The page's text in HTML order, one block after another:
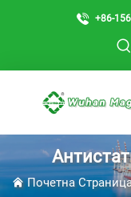
+86-
Почетна